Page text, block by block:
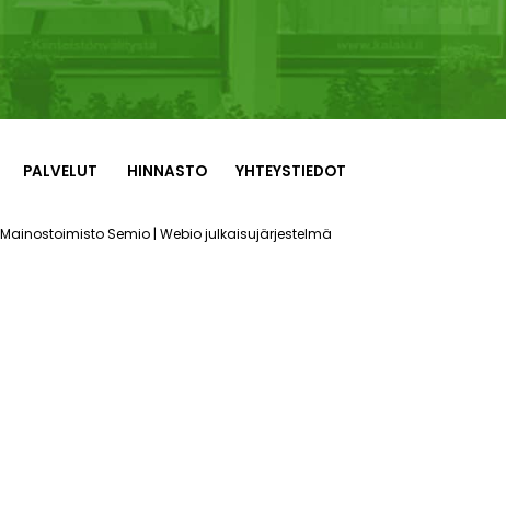
PALVELUT HINNASTO YHTEYSTIEDOT
Mainostoimisto Semio| Webio julkaisujärjestelmä